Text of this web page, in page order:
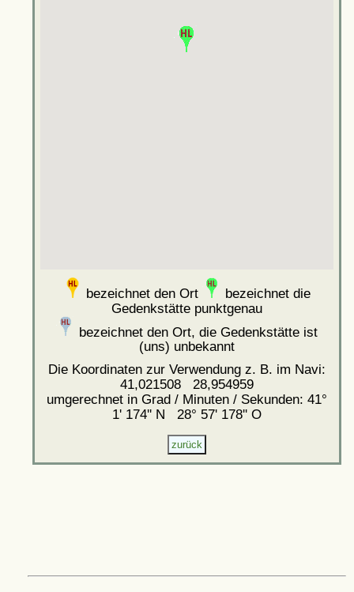
bezeichnet den Ort
bezeichnet die
Gedenkstätte punktgenau
bezeichnet den Ort, die Gedenkstätte ist
(uns) unbekannt
Die Koordinaten zur Verwendung z. B. im Navi:
41,021508 28,954959
umgerechnet in Grad / Minuten / Sekunden: 41°
1' 174'' N 28° 57' 178'' O